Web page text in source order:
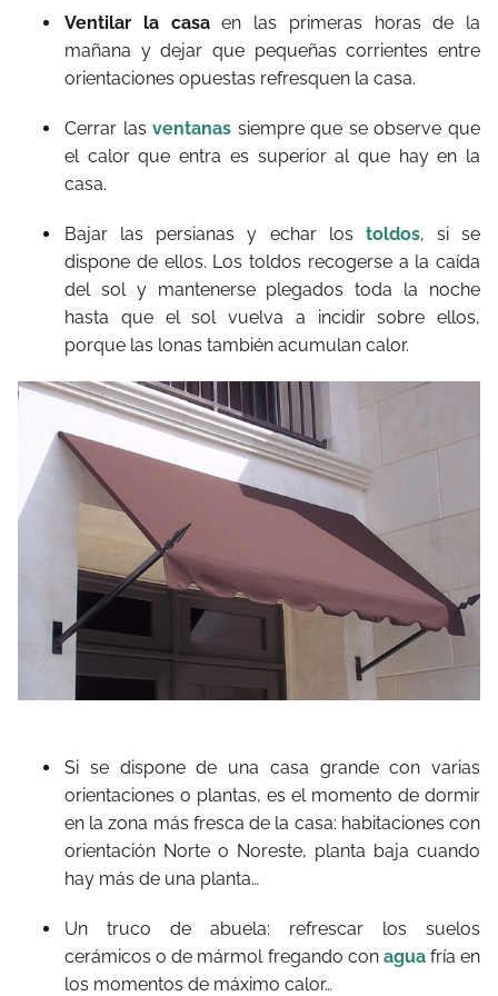
Ventilar la casaen las primeras horas de la
mañana y dejar que pequeñas corrientes entre
orientaciones opuestas refresquen la casa.
Cerrar las ventanas siempre que se observe que
el calor que entra es superior al que hay en la
casa.
Bajar las persianas y echar los toldos, si se
dispone de ellos. Los toldos recogerse a la caída
del sol y mantenerse plegados toda la noche
hasta que el sol vuelva a incidir sobre ellos,
porque las lonas también acumulan calor.
Si se dispone de una casa grande con varias
orientaciones o plantas, es el momento de dormir
en la zona más fresca de la casa: habitaciones con
orientación Norte o Noreste, planta baja cuando
hay más de una planta…
Un truco de abuela: refrescar los suelos
cerámicos o de mármol fregando con aguafría en
los momentos de máximo calor…